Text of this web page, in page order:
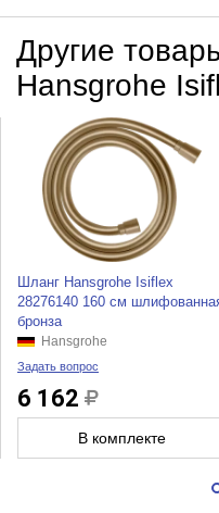
Другие
Hansgrohe
Шланг Hansgrohe Isiflex
28276140 160 см
бронза
Hansgrohe
Задать вопрос
6 162
В комплекте